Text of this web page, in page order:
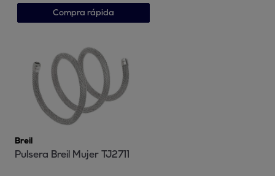
Compra rápida
Breil
Pulsera Breil Mujer TJ2711